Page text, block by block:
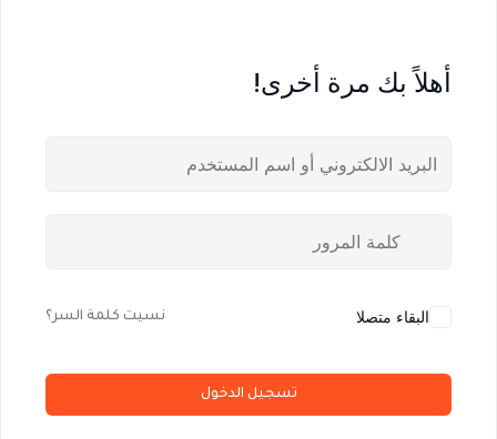
أهلاً بك مرة أخرى!
البقاء متصلا نسيت كلمة السر؟
تسجيل الدخول